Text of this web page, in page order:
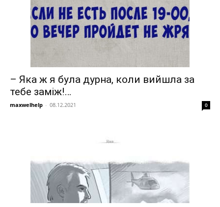
– Яка ж я була дурна, коли вийшла за
тебе заміж!…
maxwelhelp - 08.12.2021 0